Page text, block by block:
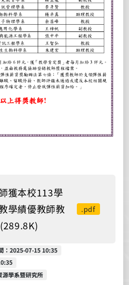
獲本校113學
學績優教師教
.pdf
：2025-07-15 10:35
源學系暨研究所